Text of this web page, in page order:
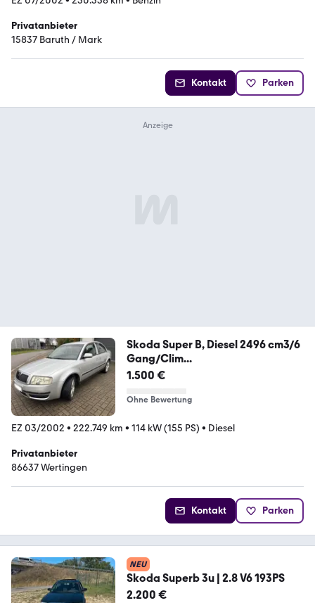
Privatanbieter
15837 Baruth / Mark
Kontakt Parken
Skoda Super B, Diesel 2496 cm3/6
Gang/Clim...
1.500 €
Ohne Bewertung
EZ 03/2002 • 222.749 km • 114 kW (155 PS) • Diesel
Privatanbieter
86637 Wertingen
Kontakt Parken
NEU
Skoda Superb 3u | 2.8 V6 193PS
2.200 €